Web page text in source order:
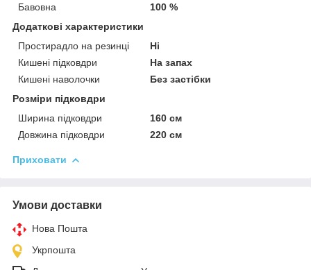
Бавовна
100 %
Додаткові характеристики
Простирадло на резинці
Ні
Кишені підковдри
На запах
Кишені наволочки
Без застібки
Розміри підковдри
Ширина підковдри
160 см
Довжина підковдри
220 см
Приховати
Умови доставки
Нова Пошта
Укрпошта